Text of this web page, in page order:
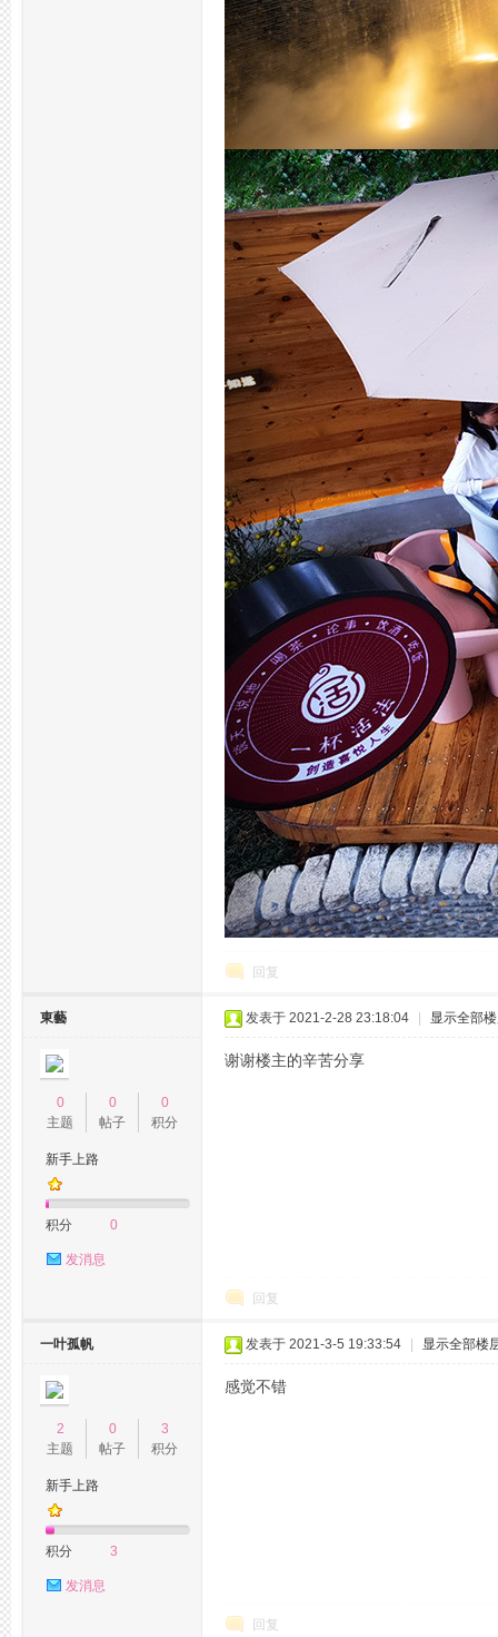
回复
東藝
0
主题
0
帖子
0
积分
新手上路
积分 0
发消息
发表于 2021-2-28 23:18:04 显示全部
谢谢楼主的辛苦分享
回复
一叶孤帆
2
主题
0
帖子
3
积分
新手上路
积分 3
发消息
发表于 2021-3-5 19:33:54 显示全部楼
感觉不错
回复